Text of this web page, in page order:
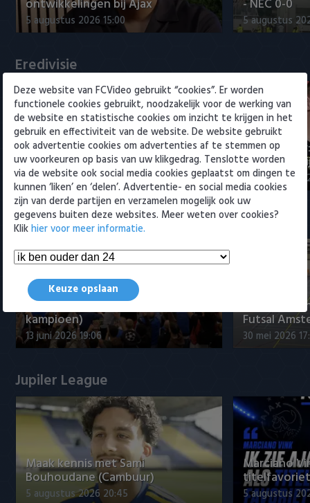
ontwikkelingen bij Ajax
5 augustus 2026 15:00
- NEC 0-0
5 augustus
Eredivisie
Maak kennis met Sami
Bouhoudane (Cambuur)
5 augustus 2026 20:45
Joris
Ahead te
5 augustus
Samenvattingen Eredivisie
Tigers Roermond - Futsal
Amsterdam 3-0 (Roermond
kampioen)
13 juni 2026 19:06
Futsal
30 mei 2026
Jupiler League
Maak kennis met Sami
Bouhoudane (Cambuur)
5 augustus 2026 20:45
Marciano
5 augustus
Deze website van FCVideo gebruikt “cookies”. Er worden
functionele cookies gebruikt, noodzakelijk voor de werking van
de website en statistische cookies om inzicht te krijgen in het
gebruik en effectiviteit van de website. De website gebruikt
ook advertentie cookies om advertenties af te stemmen op
uw voorkeuren op basis van uw klikgedrag. Tenslotte worden
via de website ook social media cookies geplaatst om dingen te
kunnen ‘liken’ en ‘delen’. Advertentie- en social media cookies
zijn van derde partijen en verzamelen mogelijk ook uw
gegevens buiten deze websites. Meer weten over cookies?
Klikhier voor meer informatie.
Keuze opslaan